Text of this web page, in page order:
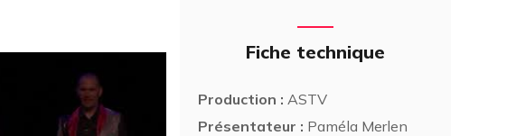
Fiche technique
Production : ASTV
Présentateur : Paméla Merlen